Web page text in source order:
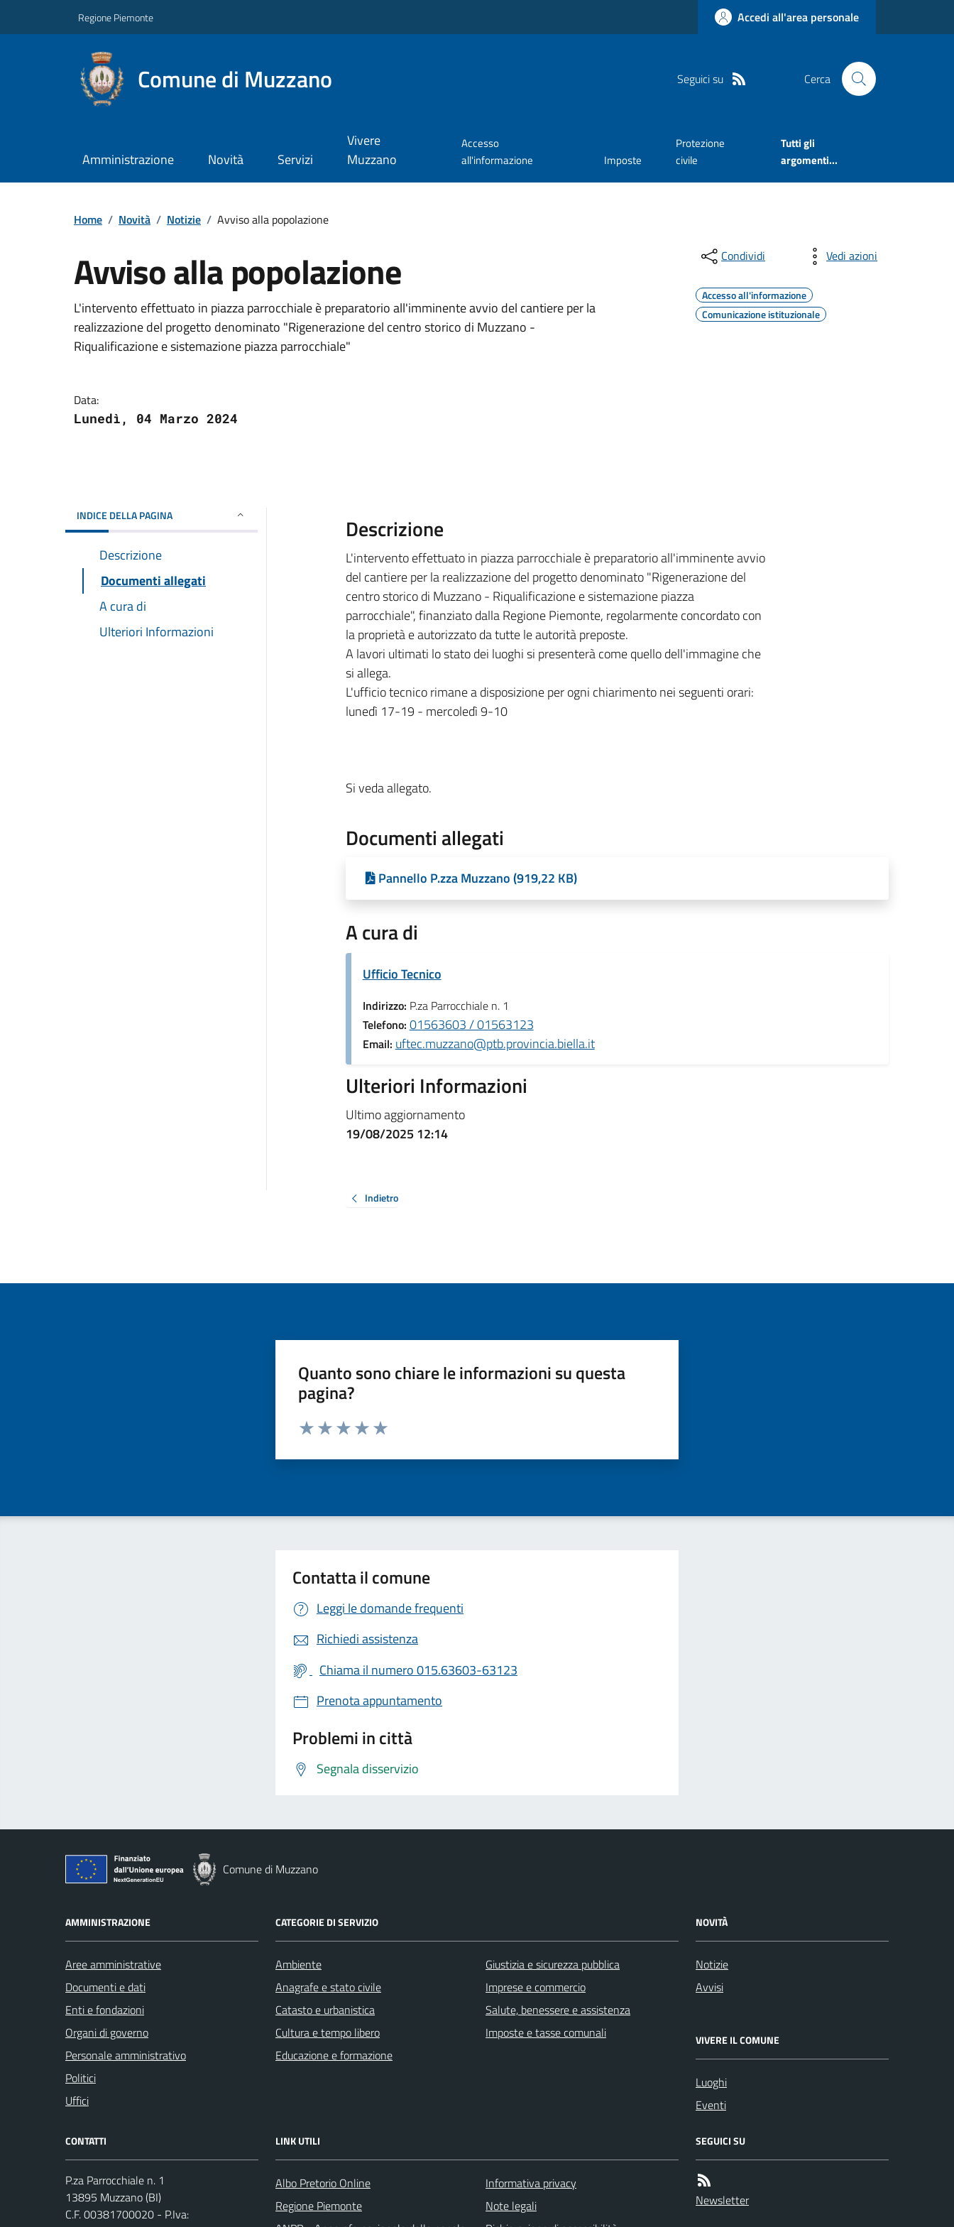
Regione Piemonte Accedi all'area personale
Comune di Muzzano Seguici su Cerca
Amministrazione Novità Servizi
Vivere
Muzzano
Accesso
all'informazione
Imposte
Protezione
civile
Tutti gli
argomenti...
Home / Novità / Notizie / Avviso alla popolazione
Avviso alla popolazione
L'intervento effettuato in piazza parrocchiale è preparatorio all'imminente avvio del cantiere per la
realizzazione del progetto denominato "Rigenerazione del centro storico di Muzzano -
Riqualificazione e sistemazione piazza parrocchiale"
Data:
Lunedì, 04 Marzo 2024
Condividi Vedi azioni
Accesso all'informazione
Comunicazione istituzionale
INDICE DELLA PAGINA
Descrizione
Documenti allegati
A cura di
Ulteriori Informazioni
Descrizione
L'intervento effettuato in piazza parrocchiale è preparatorio all'imminente avvio
del cantiere per la realizzazione del progetto denominato "Rigenerazione del
centro storico di Muzzano - Riqualificazione e sistemazione piazza
parrocchiale", finanziato dalla Regione Piemonte, regolarmente concordato con
la proprietà e autorizzato da tutte le autorità preposte.
A lavori ultimati lo stato dei luoghi si presenterà come quello dell'immagine che
si allega.
L'ufficio tecnico rimane a disposizione per ogni chiarimento nei seguenti orari:
lunedì 17-19 - mercoledì 9-10
Si veda allegato.
Documenti allegati
Pannello P.zza Muzzano (919,22 KB)
A cura di
Ufficio Tecnico
Indirizzo: P.za Parrocchiale n. 1
Telefono: 01563603 / 01563123
Email: uftec.muzzano@ptb.provincia.biella.it
Ulteriori Informazioni
Ultimo aggiornamento
19/08/2025 12:14
Indietro
Quanto sono chiare le informazioni su questa
pagina?
Valuta da 1 a 5 stelle la pagina
Contatta il comune
Leggi le domande frequenti
Richiedi assistenza
Chiama il numero 015.63603-63123
Prenota appuntamento
Problemi in città
Segnala disservizio
Comune di Muzzano
AMMINISTRAZIONE
Aree amministrative
Documenti e dati
Enti e fondazioni
Organi di governo
Personale amministrativo
Politici
Uffici
CATEGORIE DI SERVIZIO
Ambiente
Anagrafe e stato civile
Catasto e urbanistica
Cultura e tempo libero
Educazione e formazione
Giustizia e sicurezza pubblica
Imprese e commercio
Salute, benessere e assistenza
Imposte e tasse comunali
NOVITÀ
Notizie
Avvisi
VIVERE IL COMUNE
Luoghi
Eventi
CONTATTI
P.za Parrocchiale n. 1
13895 Muzzano (BI)
C.F. 00381700020 - P.Iva:
LINK UTILI
Albo Pretorio Online
Regione Piemonte
Informativa privacy
Note legali
SEGUICI SU
Newsletter